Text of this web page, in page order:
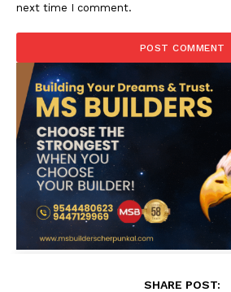
next time I comment.
SHARE POST: